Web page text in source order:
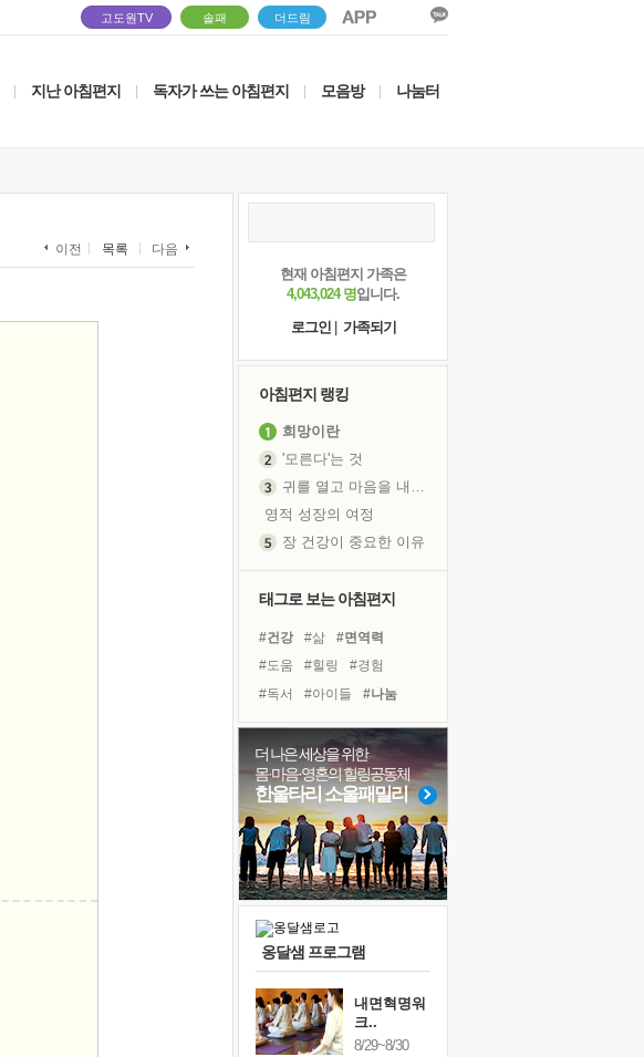
고도원TV 솔패 더드림
지난 아침편지 독자가 쓰는 아침편지 모음방 나눔터
이전 목록 다음
현재 아침편지 가족은
4,043,024 명입니다.
로그인
가족되기
아침편지 랭킹
희망이란
'모른다'는 것
귀를 열고 마음을 내어주고
영적 성장의 여정
장 건강이 중요한 이유
꿈이 실제가 되는 것
'말 타는 법'을 먼저
졸업식 사진을 보며
극심한 변비, 어깨결림, 수면 장애
아픈 아버지를 위한 공간 설계
슬럼프
보고 싶은 어머니
못된 꼰대들
태그로 보는 아침편지
#건강 #삶
#면역력
#도움
#힐링
#경험
#독서
#아이들
#나눔
#계획
#위기
#비전캠프
#유튜브
#친구
#리더
#선택
#희망
#독서캠프
#바이러스
#사람 #명상
더 나은 세상을 위한
몸·마음·영혼의 힐링공동체
한울타리 소울패밀리
옹달샘 프로그램
내면혁명워
크..
8/29~8/30